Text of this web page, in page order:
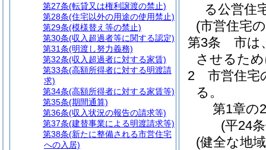
る公営住
(市営住宅
第3条
市は
させるた
2
市営住宅
る。
第1章の2
(平24
(健全な地
第27条(転貸又は権利譲渡の禁止)
第28条(住宅以外の用途の使用禁止)
第29条(模様替え等の禁止)
第30条(収入超過者等に関する認定)
第31条(明渡し努力義務)
第32条(収入超過者に対する家賃)
第33条(高額所得者に対する明渡請
求)
第34条(高額所得者に対する家賃等)
第35条(期間通算)
第36条(収入状況の報告の請求等)
第37条(建替事業による明渡請求等)
第38条(新たに整備される市営住宅
への入居)